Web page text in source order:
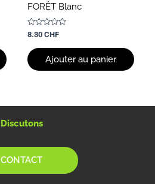
FORÊT Blanc
Note
0
sur
5
8.30 CHF
Ajouter au panier
Discutons
CONTACT